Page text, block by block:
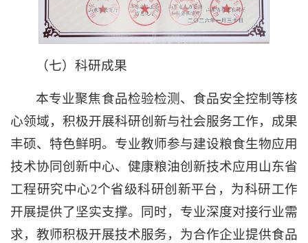
（七）科研成果
本专业聚焦食品检验检测、食品安全控制等核
心领域，积极开展科研创新与社会服务工作，成果
丰硕、特色鲜明。专业教师参与建设粮食生物应用
技术协同创新中心、健康粮油创新技术应用山东省
工程研究中心2个省级科研创新平台，为科研工作
开展提供了坚实支撑。同时，专业深度对接行业需
求，教师积极开展技术服务，为合作企业提供食品